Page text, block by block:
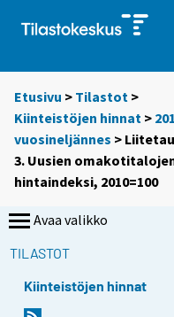
Etusivu > Tilastot >
Kiinteistöjen hinnat >
vuosineljännes >
3. Uusien
hintaindeksi, 2010=100
Avaa valikko
TILASTOT
Kiinteistöjen hinnat